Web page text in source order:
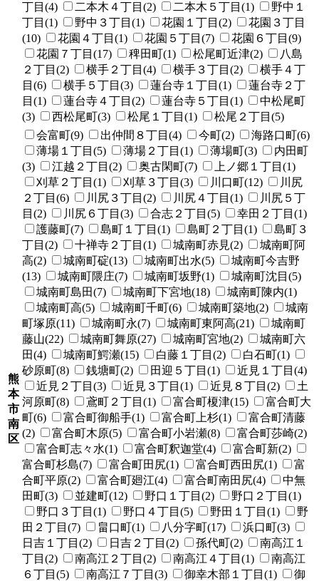
丁目(4)
二本木４丁目(2) 二本木５丁目(1)
野中１
丁目(1)
野中３丁目(1) 花園１丁目(2)
花園３丁目
(10)
花園４丁目(1) 花園５丁目(7)
花園６丁目(9)
花園７丁目(17)
稗田町(1) 松尾町近津(2)
八島
２丁目(2)
横手２丁目(4) 横手３丁目(2)
横手４丁
目(6)
横手５丁目(3) 蓮台寺１丁目(1)
蓮台寺２丁
目(1)
蓮台寺４丁目(2) 蓮台寺５丁目(1)
中松尾町
(3)
西松尾町(3) 松尾１丁目(1) 松尾２丁目(5)
熊
本
市
南
区
会富町(9) 出仲間８丁目(4) 今町(2)
海路口町(6)
薄場１丁目(5)
薄場２丁目(1) 薄場町(3)
内田町
(3)
江越２丁目(2) 奥古閑町(7)
上ノ郷１丁目(1)
刈草２丁目(1)
刈草３丁目(3) 川口町(12)
川尻
２丁目(6)
川尻３丁目(2) 川尻４丁目(1)
川尻５丁
目(2)
川尻６丁目(3) 合志２丁目(5)
幸田２丁目(1)
護藤町(7)
島町１丁目(1) 島町２丁目(1)
島町３
丁目(2)
十禅寺２丁目(1) 城南町赤見(2)
城南町阿
高(2)
城南町碇(13) 城南町出水(5)
城南町今吉野
(13)
城南町隈庄(7) 城南町坂野(1)
城南町沈目(5)
城南町島田(7)
城南町下宮地(18)
城南町陳内(1)
城南町高(5)
城南町千町(6) 城南町築地(2)
城南
町塚原(11)
城南町永(7) 城南町東阿高(21)
城南町
藤山(22)
城南町舞原(27) 城南町宮地(2)
城南町六
田(4)
城南町鰐瀬(15) 白藤１丁目(2)
白石町(1)
砂原町(8)
銭塘町(2) 田迎５丁目(1)
近見１丁目(4)
近見２丁目(3)
近見３丁目(1) 近見８丁目(2)
土
河原町(8)
鳶町２丁目(1) 富合町榎津(15)
富合町大
町(6)
富合町御船手(1) 富合町上杉(1)
富合町清藤
(2)
富合町木原(5) 富合町小岩瀬(8)
富合町莎崎(2)
富合町志々水(1)
富合町釈迦堂(4)
富合町新(2)
富合町杉島(7)
富合町田尻(1) 富合町西田尻(1)
富
合町平原(2)
富合町廻江(4) 富合町南田尻(4)
中無
田町(3)
並建町(12) 野口１丁目(2)
野口２丁目(1)
野口３丁目(1)
野口４丁目(5) 野田１丁目(1)
野
田２丁目(7)
畠口町(1) 八分字町(17)
浜口町(3)
日吉１丁目(2)
日吉２丁目(2) 孫代町(2)
南高江１
丁目(2)
南高江２丁目(2) 南高江４丁目(1)
南高江
６丁目(5)
南高江７丁目(3) 御幸木部１丁目(1)
御